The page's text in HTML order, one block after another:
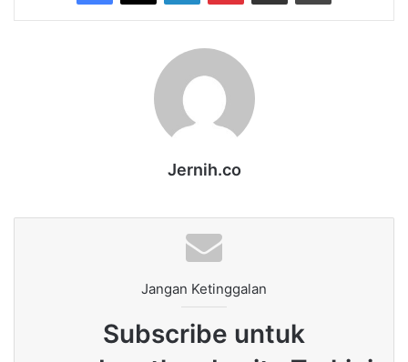
Jernih.co
Jangan Ketinggalan
Subscribe untuk